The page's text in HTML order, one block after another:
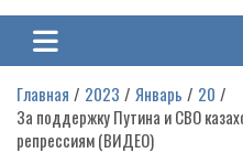
Главная 2023 Январь
20
За поддержку Путина и СВО
репрессиям (ВИДЕО)